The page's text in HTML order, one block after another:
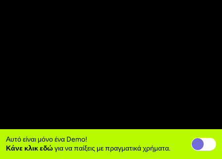
Αυτό είναι μόνο ένα Demo!
Κάνε κλικ εδώγια να παίξεις με πραγματικά χρήματα.